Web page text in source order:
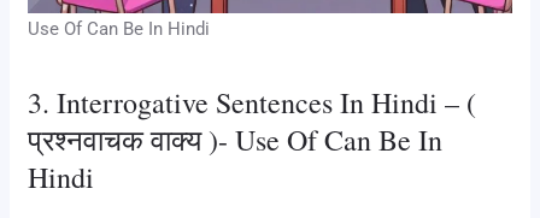
Use Of Can Be In Hindi
3. Interrogative Sentences In Hindi – (
प्रश्नवाचक वाक्य )- Use Of Can Be In
Hindi